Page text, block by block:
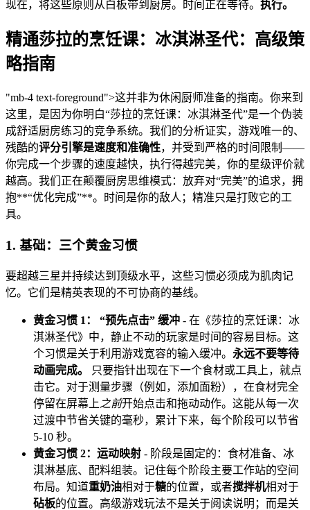
现在，将这些原则从白板带到厨房。时间正在等待。 执行。
精通莎拉的烹饪课：冰淇淋圣代：高级策
略指南
"mb-4 text-foreground">这并非为休闲厨师准备的指南。你来到
这里，是因为你明白“莎拉的烹饪课：冰淇淋圣代”是一个伪装
成舒适厨房练习的竞争系统。我们的分析证实，游戏唯一的、
残酷的评分引擎是速度和准确性，并受到严格的时间限制——
你完成一个步骤的速度越快，执行得越完美，你的星级评价就
越高。我们正在颠覆厨房思维模式：放弃对“完美”的追求，拥
抱**“优化完成”**。时间是你的敌人；精准只是打败它的工
具。
1. 基础：三个黄金习惯
要超越三星并持续达到顶级水平，这些习惯必须成为肌肉记
忆。它们是精英表现的不可协商的基线。
黄金习惯 1： “预先点击” 缓冲 - 在《莎拉的烹饪课：冰
淇淋圣代》中，静止不动的玩家是时间的容易目标。这
个习惯是关于利用游戏宽容的输入缓冲。 永远不要等待
动画完成。
只要指针出现在下一个食材或工具上，就点
击它。对于测量步骤（例如，添加面粉），在食材完全
停留在屏幕上 之前开始点击和拖动动作。这能从每一次
过渡中节省关键的毫秒，累计下来，每个阶段可以节省
5-10 秒。
黄金习惯 2：运动映射 - 阶段是固定的：食材准备、冰
淇淋基底、配料组装。记住每个阶段主要工作站的空间
布局。知道重奶油相对于糖的位置，或者搅拌机相对于
砧板的位置。高级游戏玩法不是关于阅读说明；而是关